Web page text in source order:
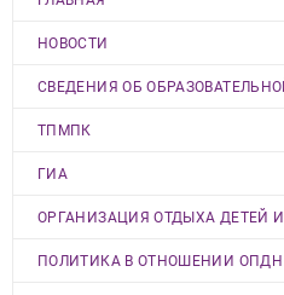
НОВОСТИ
СВЕДЕНИЯ ОБ
ТПМПК
ГИА
ОРГАНИЗАЦИЯ ОТДЫХА ДЕТЕЙ
ПОЛИТИКА В ОТНОШЕНИИ ОПДН